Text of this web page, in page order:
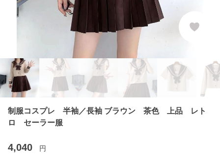
制服コスプレ 半袖／長袖 ブラウン 茶色 上品 レト
ロ セーラー服
4,040 円